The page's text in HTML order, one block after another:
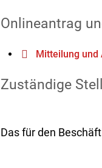
Onlineantrag
Mitteilung und
Zuständige
Das für den